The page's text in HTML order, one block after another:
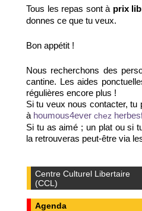
Tous les repas sont à prix
donnes ce que tu veux.
Bon appétit !
Nous recherchons des
cantine. Les aides
régulières encore plus !
Si tu veux nous contacter, tu
à houmous4ever chez
Si tu as aimé ; un plat ou si
la retrouveras peut-être via
Centre Culturel Libertaire
(CCL)
Agenda